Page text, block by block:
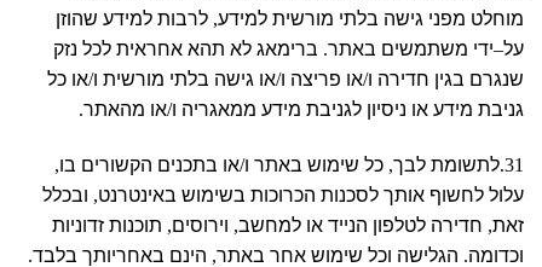
מוחלט מפני גישה בלתי מורשית למידע, לרבות למידע שהוזן
על–ידי משתמשים באתר. ברימאג לא תהא אחראית לכל נזק
שנגרם בגין חדירה ו/או פריצה ו/או גישה בלתי מורשית ו/או כל
גניבת מידע או ניסיון לגניבת מידע ממאגריה ו/או מהאתר.
31. לתשומת לבך, כל שימוש באתר ו/או בתכנים הקשורים בו,
עלול לחשוף אותך לסכנות הכרוכות בשימוש באינטרנט, ובכלל
זאת, חדירה לטלפון הנייד או למחשב, וירוסים, תוכנות זדוניות
וכדומה. הגלישה וכל שימוש אחר באתר, הינם באחריותך בלבד.